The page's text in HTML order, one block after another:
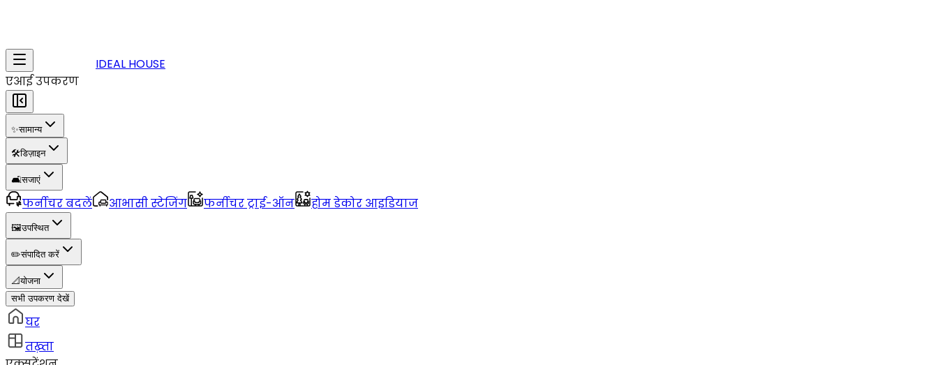
IDEAL HOUSE
एआई उपकरण
✨सामान्य
🛠️डिज़ाइन
🛋️सजाएं
फर्नीचर बदलें आभासी स्टेजिंग फर्नीचर ट्राई-ऑन होम डेकोर आइडियाज
🖼️उपस्थित
✏️संपादित करें
📐योजना
सभी उपकरण देखें
घर
तख़्ता